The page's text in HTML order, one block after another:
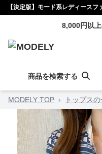
【決定版】モード系レディース
8,000円以
商品を検索する
MODELY TOP › トップス